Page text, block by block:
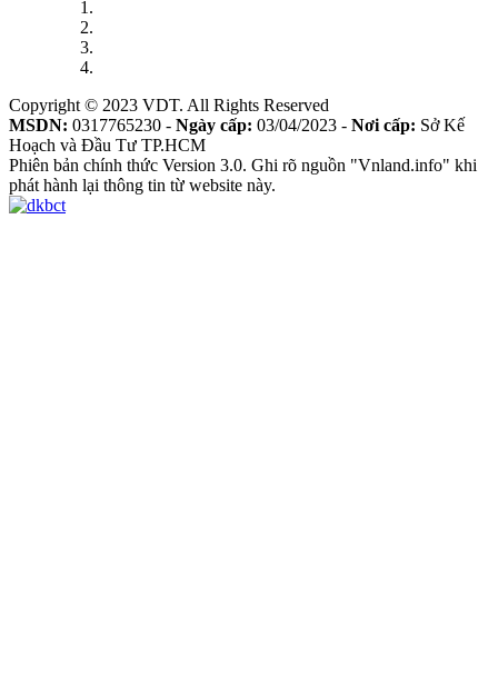
Copyright © 2023 VDT. All Rights Reserved
MSDN: 0317765230 - Ngày cấp: 03/04/2023 - Nơi cấp: Sở Kế
Hoạch và Đầu Tư TP.HCM
Phiên bản chính thức Version 3.0. Ghi rõ nguồn "Vnland.info" khi
phát hành lại thông tin từ website này.